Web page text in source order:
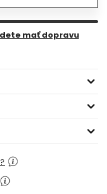
mať dopravu